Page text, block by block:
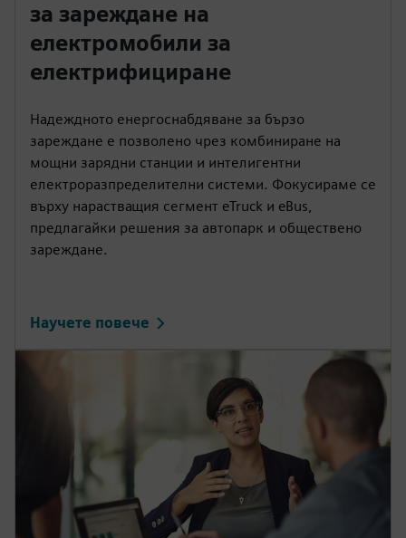
за зареждане на
електромобили за
електрифициране
Надеждното енергоснабдяване за бързо
зареждане е позволено чрез комбиниране на
мощни зарядни станции и интелигентни
електроразпределителни системи. Фокусираме се
върху нарастващия сегмент eTruck и eBus,
предлагайки решения за автопарк и обществено
зареждане.
Научете повече